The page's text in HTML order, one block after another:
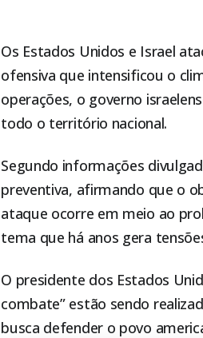
Os Estados Unidos e Israel
ofensiva que intensificou o
operações, o governo
todo o território nacional.
Segundo informações
preventiva, afirmando que o
ataque ocorre em meio ao
tema que há anos gera
O presidente dos Estados
combate” estão sendo
busca defender o povo